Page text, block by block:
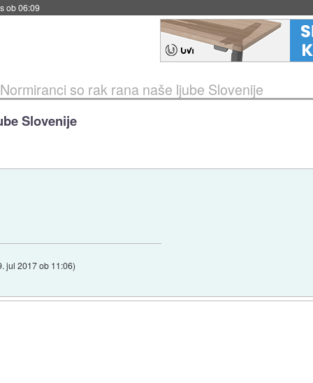
ob 06:09
Normiranci so rak rana naše ljube Slovenije
Slovenije
jul 2017 ob 11:06)